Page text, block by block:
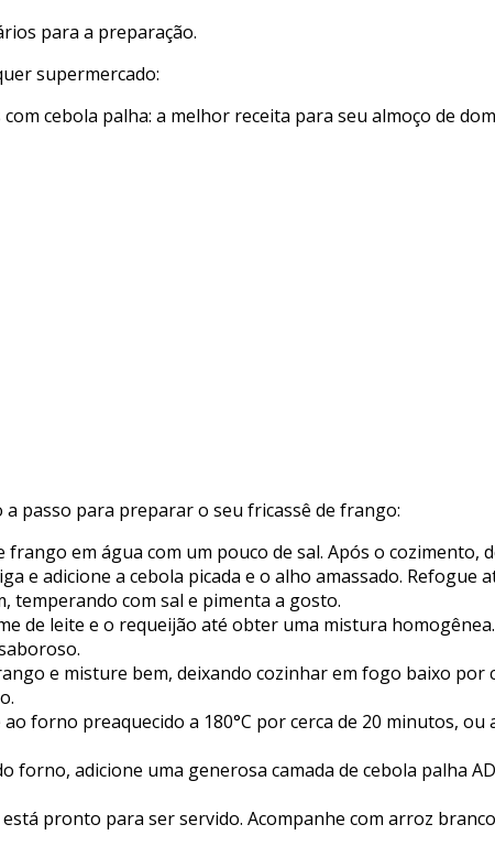
para a preparação.
supermercado:
passo para preparar o seu fricassê de frango:
em água com um pouco de sal. Após o cozimento,
e adicione a cebola picada e o alho amassado. Refogue
temperando com sal e pimenta a gosto.
de leite e o requeijão até obter uma mistura
e misture bem, deixando cozinhar em fogo baixo por
forno preaquecido a 180°C por cerca de 20 minutos,
adicione uma generosa camada de cebola palha
pronto para ser servido. Acompanhe com arroz